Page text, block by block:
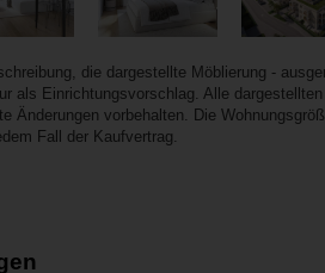
die dargestellte Möblierung -
als Einrichtungsvorschlag. Alle
Änderungen vorbehalten. Die
Fall der Kaufvertrag.